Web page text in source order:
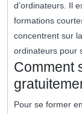
d’ordinateurs. Il
formations
concentrent sur
ordinateurs pour
Comment
Pour se former